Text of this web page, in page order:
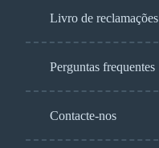
Livro de reclamações
Perguntas frequentes
Contacte-nos